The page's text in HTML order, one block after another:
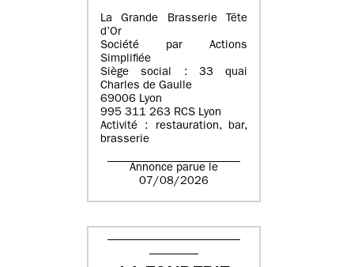
La Grande Brasserie Tête
d’Or
Société par Actions
Simplifiée
Siège social : 33 quai
Charles de Gaulle
69006 Lyon
995 311 263 RCS Lyon
Activité : restauration, bar,
brasserie
Annonce parue le
07/08/2026